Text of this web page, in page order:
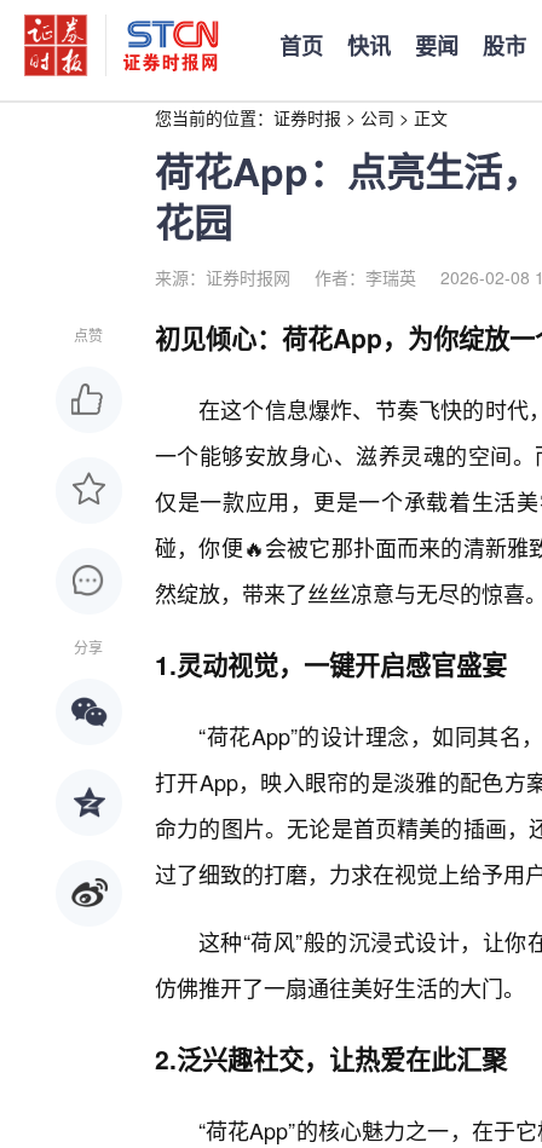
首页 快讯 要闻 股市
您当前的位置： 证券时报 > 公司 > 正文
荷花App：点亮生活
花园
来源：证券时报网 作者：李瑞英 2026-02-08
点赞
分享
初见倾心：荷花App，为你绽放
在这个信息爆炸、节奏飞快的时代
一个能够安放身心、滋养灵魂的空间
仅是一款应用，更是一个承载着生活
碰，你便🔥会被它那扑面而来的清新
然绽放，带来了丝丝凉意与无尽的惊喜
1.灵动视觉，一键开启感官盛宴
“荷花App”的设计理念，如同其名
打开App，映入眼帘的是淡雅的配色方
命力的图片。无论是首页精美的插画
过了细致的打磨，力求在视觉上给予用
这种“荷风”般的沉浸式设计，让
仿佛推开了一扇通往美好生活的大门。
2.泛兴趣社交，让热爱在此汇聚
“荷花App”的核心魅力之一，在于